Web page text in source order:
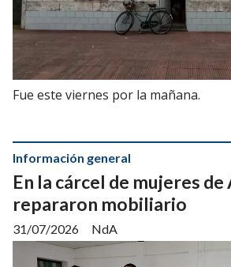
Fue este viernes por la mañana.
En la cárcel de mujeres de
repararon mobiliario
NdA
Información general
31/07/2026